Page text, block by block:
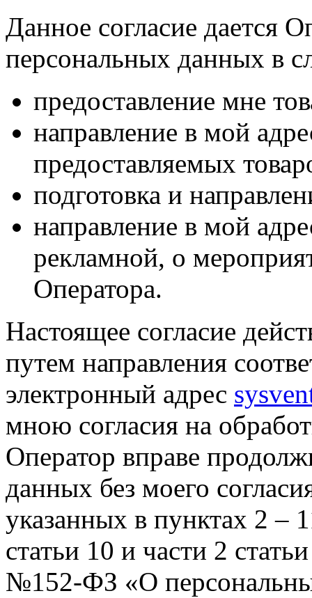
Данное согласие дается
персональных данных в
предоставление мне
направление в мой
предоставляемых
подготовка и
направление в мой
рекламной, о
Оператора.
Настоящее согласие
путем направления
электронный адрес
мною согласия на
Оператор вправе
данных без моего
указанных в пунктах 2 –
статьи 10 и части 2
№152-ФЗ «О